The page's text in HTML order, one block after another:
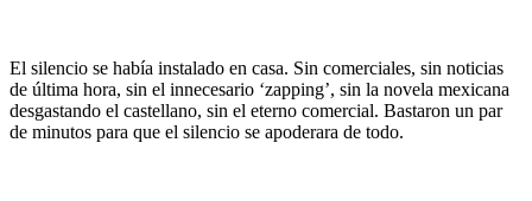
El silencio se había instalado en casa. Sin comerciales, sin noticias
de última hora, sin el innecesario ‘zapping’, sin la novela mexicana
desgastando el castellano, sin el eterno comercial. Bastaron un par
de minutos para que el silencio se apoderara de todo.